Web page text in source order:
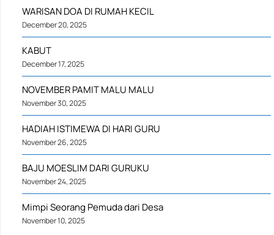
WARISAN DOA DI RUMAH KECIL
December 20, 2025
KABUT
December 17, 2025
NOVEMBER PAMIT MALU MALU
November 30, 2025
HADIAH ISTIMEWA DI HARI GURU
November 26, 2025
BAJU MOESLIM DARI GURUKU
November 24, 2025
Mimpi Seorang Pemuda dari Desa
November 10, 2025